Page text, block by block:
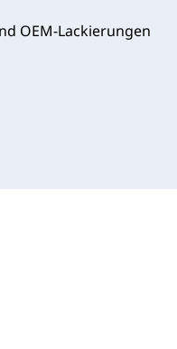
OEM-Lackierungen